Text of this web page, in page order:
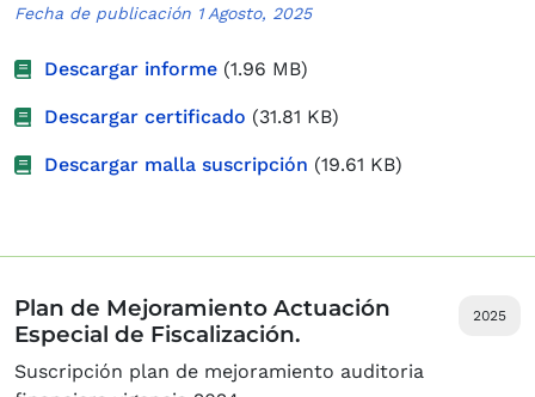
Fecha de publicación 1 Agosto, 2025
Descargar informe (1.96 MB)
Descargar certificado (31.81 KB)
Descargar malla suscripción (19.61 KB)
2025
Plan de Mejoramiento Actuación
Especial de Fiscalización.
Suscripción plan de mejoramiento auditoria